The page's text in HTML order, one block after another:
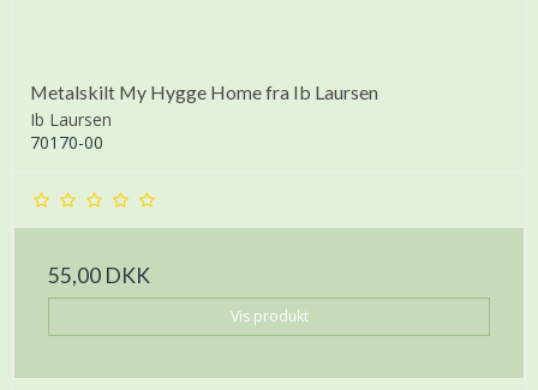
Metalskilt My Hygge Home fra Ib Laursen
Ib Laursen
70170-00
55,00 DKK
Vis produkt